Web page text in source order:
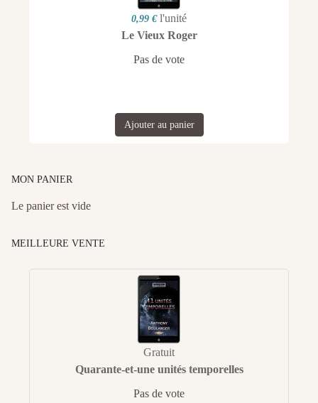
0,99 € l'unité
Le Vieux Roger
Pas de vote
Ajouter au panier
MON PANIER
Le panier est vide
MEILLEURE VENTE
Gratuit
Quarante-et-une unités temporelles
Pas de vote